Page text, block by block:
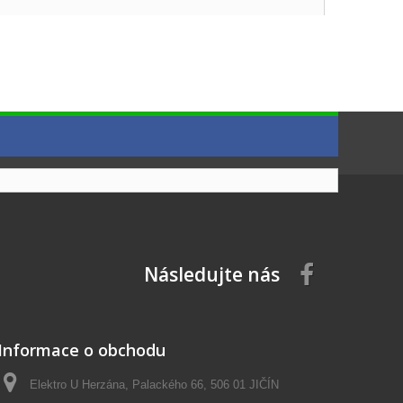
Následujte nás
Informace o obchodu
Elektro U Herzána, Palackého 66, 506 01 JIČÍN